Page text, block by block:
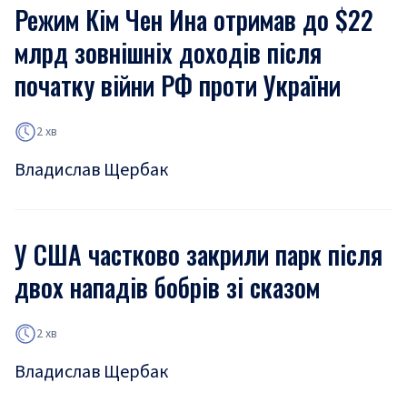
Режим Кім Чен Ина отримав до $22
млрд зовнішніх доходів після
початку війни РФ проти України
2 хв
Владислав Щербак
У США частково закрили парк після
двох нападів бобрів зі сказом
2 хв
Владислав Щербак